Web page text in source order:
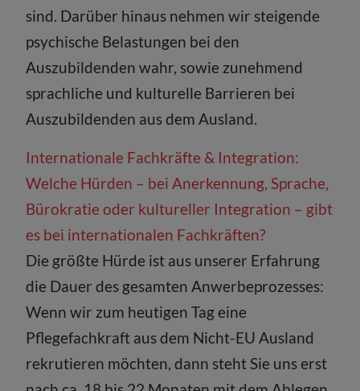
sind. Darüber hinaus nehmen wir steigende
psychische Belastungen bei den
Auszubildenden wahr, sowie zunehmend
sprachliche und kulturelle Barrieren bei
Auszubildenden aus dem Ausland.
Internationale Fachkräfte & Integration:
Welche Hürden – bei Anerkennung, Sprache,
Bürokratie oder kultureller Integration – gibt
es bei internationalen Fachkräften?
Die größte Hürde ist aus unserer Erfahrung
die Dauer des gesamten Anwerbeprozesses:
Wenn wir zum heutigen Tag eine
Pflegefachkraft aus dem Nicht-EU Ausland
rekrutieren möchten, dann steht Sie uns erst